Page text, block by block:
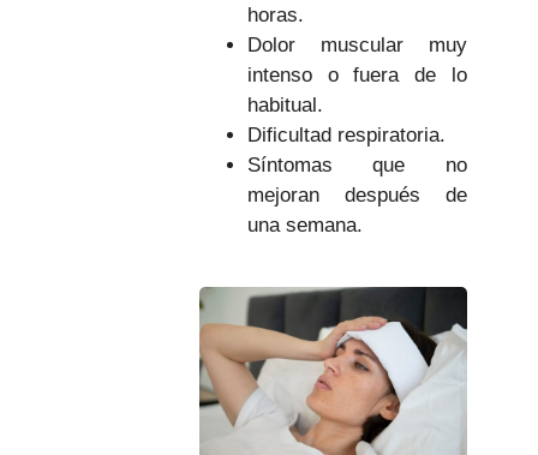
horas.
Dolor muscular muy
intenso o fuera de lo
habitual.
Dificultad respiratoria.
Síntomas que no
mejoran después de
una semana.